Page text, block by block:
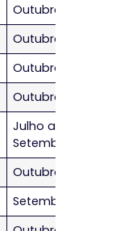
Outubro/2023
Outubro/2023
Outubro/2023
Outubro/2023
Julho a
Setembro/2023
Outubro/2023
Setembro/2023